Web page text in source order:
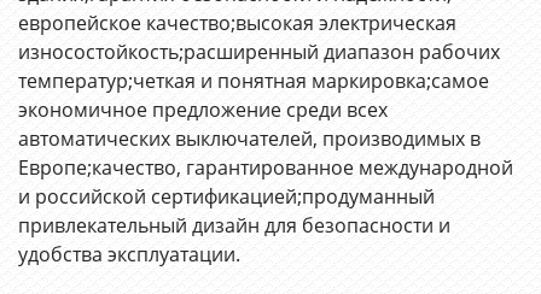
европейское качество;высокая электрическая
износостойкость;расширенный диапазон рабочих
температур;четкая и понятная маркировка;самое
экономичное предложение среди всех
автоматических выключателей, производимых в
Европе;качество, гарантированное международной
и российской сертификацией;продуманный
привлекательный дизайн для безопасности и
удобства эксплуатации.